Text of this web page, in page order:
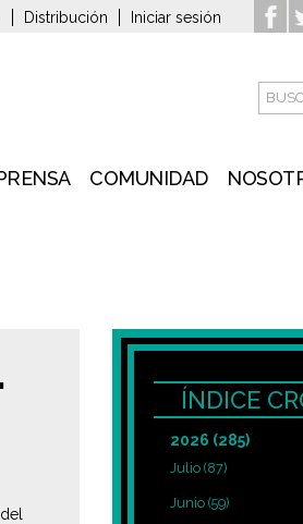
Distribución Iniciar sesión
COMUNIDAD
ÍNDICE
2026 (285)
Julio (87)
Junio (59)